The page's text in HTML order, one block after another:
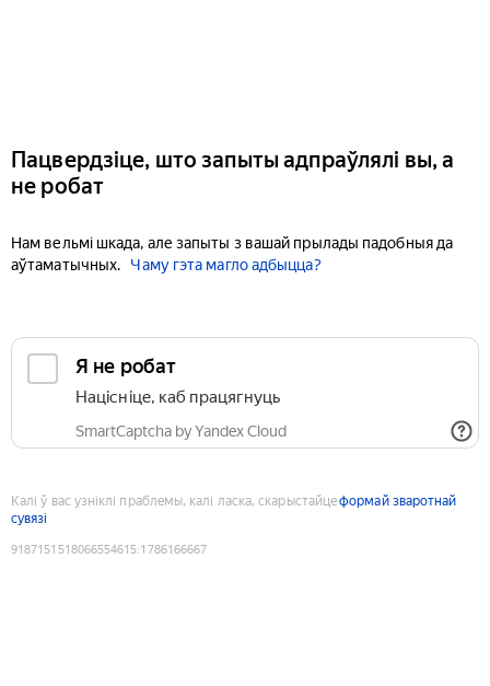
Пацвердзіце, што запыты адпраўлялі вы, а
не робат
Нам вельмі шкада, але запыты з вашай прылады падобныя да
аўтаматычных.
Чаму гэта магло адбыцца?
Я не робат
Націсніце, каб працягнуць
SmartCaptcha by Yandex Cloud
Калі ў вас узніклі праблемы, калі ласка, скарыстайцеформай зваротнай
сувязі
9187151518066554615:1786166667